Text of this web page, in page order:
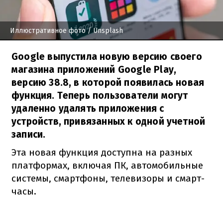
Иллюстративное фото/ Unsplash
Google выпустила новую версию своего
магазина приложений Google Play,
версию 38.8, в которой появилась новая
функция. Теперь пользователи могут
удаленно удалять приложения с
устройств, привязанных к одной учетной
записи.
Эта новая функция доступна на разных
платформах, включая ПК, автомобильные
системы, смартфоны, телевизоры и смарт-
часы.